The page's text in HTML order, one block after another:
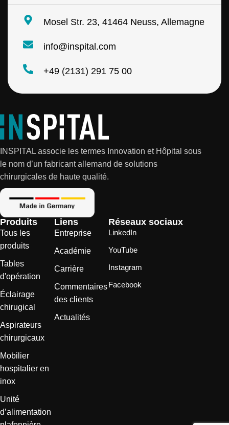
Mosel Str. 23, 41464 Neuss, Allemagne
info@inspital.com
+49 (2131) 291 75 00
INSPITAL associe les termes Innovation et Hôpital sous
le nom d’un fabricant allemand de solutions
chirurgicales de haute qualité.
Produits
Tous les
produits
Tables
d'opération
Éclairage
chirugical
Aspirateurs
chirurgicaux
Mobilier
hospitalier en
inox
Unité
d’alimentation
Liens
Entreprise
Académie
Carrière
Commentaires
des clients
Actualités
Réseaux sociaux
LinkedIn
YouTube
Instagram
Facebook